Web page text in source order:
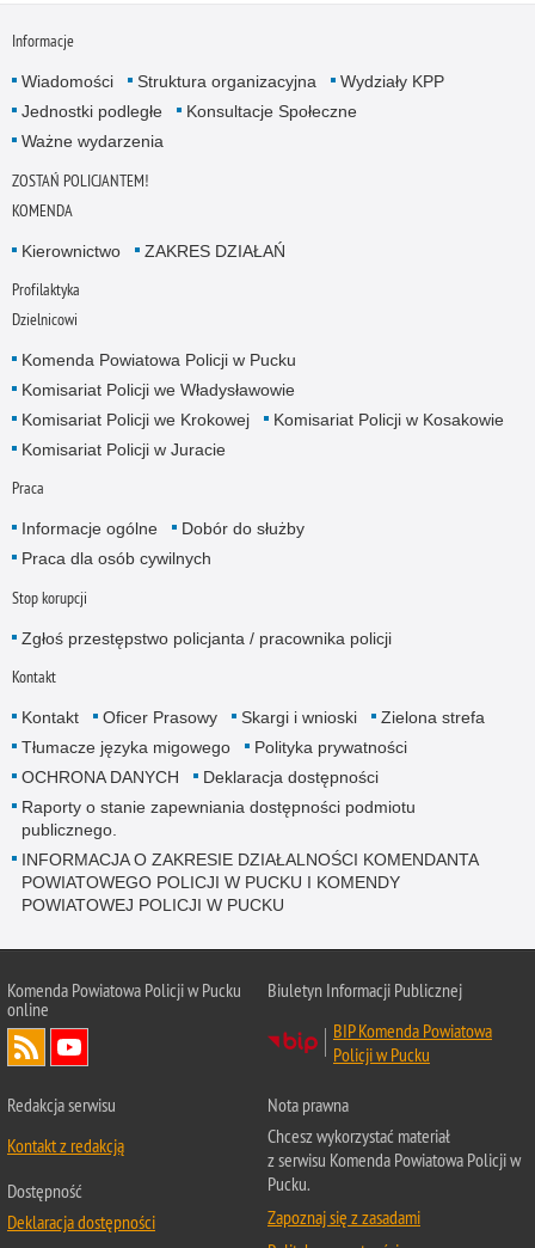
Informacje
Wiadomości Struktura organizacyjna
Wydziały KPP
Jednostki podległe
Konsultacje Społeczne
Ważne wydarzenia
ZOSTAŃ POLICJANTEM!
KOMENDA
Kierownictwo ZAKRES DZIAŁAŃ
Profilaktyka
Dzielnicowi
Komenda Powiatowa Policji w Pucku
Komisariat Policji we Władysławowie
Komisariat Policji we Krokowej
Komisariat Policji w Kosakowie
Komisariat Policji w Juracie
Praca
Informacje ogólne
Dobór do służby
Praca dla osób cywilnych
Stop korupcji
Zgłoś przestępstwo policjanta / pracownika policji
Kontakt
Kontakt Oficer Prasowy Skargi i wnioski
Zielona strefa
Tłumacze języka migowego
Polityka prywatności
OCHRONA DANYCH
Deklaracja dostępności
Raporty o stanie zapewniania dostępności podmiotu
publicznego.
INFORMACJA O ZAKRESIE DZIAŁALNOŚCI KOMENDANTA
POWIATOWEGO POLICJI W PUCKU I KOMENDY
POWIATOWEJ POLICJI W PUCKU
Komenda Powiatowa Policji w Pucku
online
Biuletyn Informacji Publicznej
BIP Komenda Powiatowa
Policji w Pucku
Redakcja serwisu
Kontakt z redakcją
Dostępność
Deklaracja dostępności
Nota prawna
Chcesz wykorzystać materiał
z serwisu Komenda Powiatowa Policji w
Pucku.
Zapoznaj się z zasadami